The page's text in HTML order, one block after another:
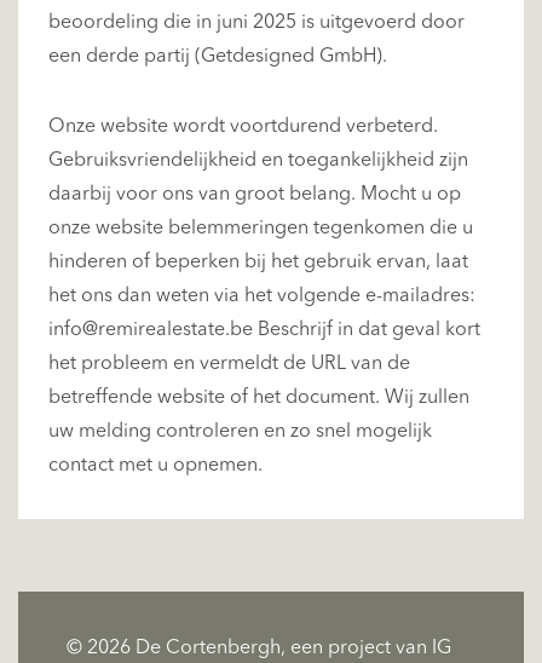
beoordeling die in juni 2025 is uitgevoerd door
een derde partij (Getdesigned GmbH).
Onze website wordt voortdurend verbeterd.
Gebruiksvriendelijkheid en toegankelijkheid zijn
daarbij voor ons van groot belang. Mocht u op
onze website belemmeringen tegenkomen die u
hinderen of beperken bij het gebruik ervan, laat
het ons dan weten via het volgende e-mailadres:
info@remirealestate.be Beschrijf in dat geval kort
het probleem en vermeldt de URL van de
betreffende website of het document. Wij zullen
uw melding controleren en zo snel mogelijk
contact met u opnemen.
© 2026 De Cortenbergh, een project van IG